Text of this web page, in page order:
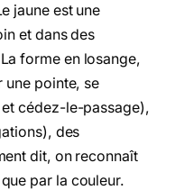
jaune est une
et dans des
forme en losange,
une pointe, se
cédez-le-passage),
des
dit, on reconnaît
par la couleur.